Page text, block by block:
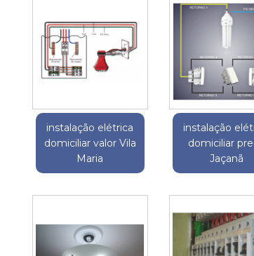
instalação elétrica
domiciliar valor Vila
Maria
instalação
domiciliar
Jaçanã